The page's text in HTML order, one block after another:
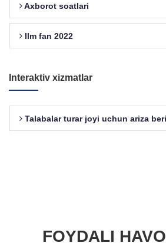
Axborot soatlari
Ilm fan 2022
Interaktiv xizmatlar
Talabalar turar joyi uchun ariza
FOYDALI